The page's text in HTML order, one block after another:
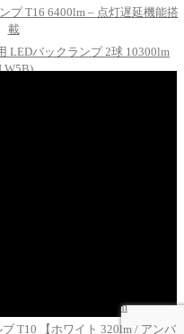
プ T16 6400lm – 点灯遅延機能搭
載
LEDバックランプ 2球 10300lm
ームランプ T10 1050lm
T10 【ホワイト 320lm / アンバ